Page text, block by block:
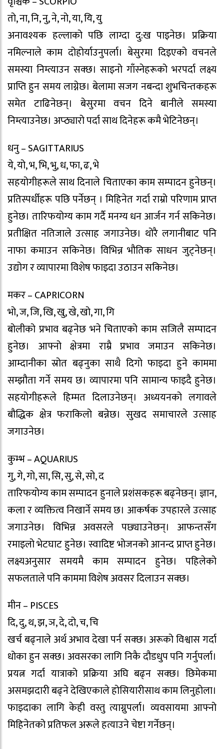
तो, ना, नि, नु, ने, नो, या, यि, यु
अनावश्यक हल्लाको पछि लाग्दा दु:ख पाइनेछ। प्रक्रिया
नमिल्नाले काम दोहोर्याउनुपर्ला। बेसुरमा दिइएको वचनले
समस्या निम्त्याउन सक्छ। साइनो गाँस्नेहरूको भरपर्दा लक्ष्य
प्राप्ति हुन समय लाग्नेछ। बेलामा सजग नबन्दा शुभचिन्तकहरू
समेत टाढिनेछन्। बेसुरमा वचन दिने बानीले समस्या
निम्त्याउनेछ। अप्ठ्यारो पर्दा साथ दिनेहरू कमै भेटिनेछन्।
धनु – SAGITTARIUS
ये, यो, भ, भि, भु, ध, फा, ढ, भे
सहयोगीहरूले साथ दिनाले चिताएका काम सम्पादन हुनेछन्।
प्रतिस्पर्धीहरू पछि पर्नेछन् । मिहिनेत गर्दा राम्रो परिणाम प्राप्त
हुनेछ। तारिफयोग्य काम गर्दै मनग्य धन आर्जन गर्न सकिनेछ।
प्रतीक्षित नतिजाले उत्साह जगाउनेछ। थोरै लगानीबाट पनि
नाफा कमाउन सकिनेछ। विभिन्न भौतिक साधन जुट्नेछन्।
उद्योग र व्यापारमा विशेष फाइदा उठाउन सकिनेछ।
मकर – CAPRICORN
भो, ज, जि, खि, खु, खे, खो, गा, गि
बोलीको प्रभाव बढ्नेछ भने चिताएको काम सजिलै सम्पादन
हुनेछ। आफ्नो क्षेत्रमा राम्रै प्रभाव जमाउन सकिनेछ।
आम्दानीका स्रोत बढ्नुका साथै दिगो फाइदा हुने काममा
सम्झौता गर्ने समय छ। व्यापारमा पनि सामान्य फाइदै हुनेछ।
सहयोगीहरूले हिम्मत दिलाउनेछन्। अध्ययनको लगावले
बौद्धिक क्षेत्र फराकिलो बन्नेछ। सुखद समाचारले उत्साह
जगाउनेछ।
कुम्भ – AQUARIUS
गु, गे, गो, सा, सि, सु, से, सो, द
तारिफयोग्य काम सम्पादन हुनाले प्रशंसकहरू बढ्नेछन्। ज्ञान,
कला र व्यक्तित्व निखार्ने समय छ। आकर्षक उपहारले उत्साह
जगाउनेछ। विभिन्न अवसरले पछ्याउनेछन्। आफन्तसँग
रमाइलो भेटघाट हुनेछ। स्वादिष्ट भोजनको आनन्द प्राप्त हुनेछ।
लक्ष्यअनुसार समयमै काम सम्पादन हुनेछ। पहिलेको
सफलताले पनि काममा विशेष अवसर दिलाउन सक्छ।
मीन – PISCES
दि, दु, थ, झ, ञ, दे, दो, च, चि
खर्च बढ्नाले अर्थ अभाव देखा पर्न सक्छ। अरूको विश्वास गर्दा
धोका हुन सक्छ। अवसरका लागि निकै दौडधुप पनि गर्नुपर्ला।
प्रयत्न गर्दा यात्राको प्रक्रिया अघि बढ्न सक्छ। छिमेकमा
असमझदारी बढ्ने देखिएकाले होसियारीसाथ काम लिनुहोला।
फाइदाका लागि केही वस्तु त्याग्नुपर्ला। व्यवसायमा आफ्नो
मिहिनेतको प्रतिफल अरूले हत्याउने चेष्टा गर्नेछन्।